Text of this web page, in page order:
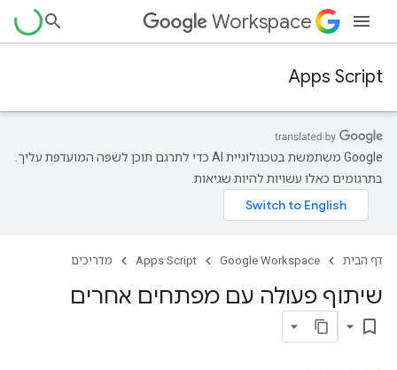
Workspace
Apps Script
‫Google משתמשת בטכנולוגיית AI כדי לתרגם תוכן לשפה המועדפת עליך.
בתרגומים כאלו עשויות להיות שגיאות.
דף הבית Google Workspace
Apps Script מדריכים
שיתוף פעולה עם מפתחים אחרים
bookmark_border